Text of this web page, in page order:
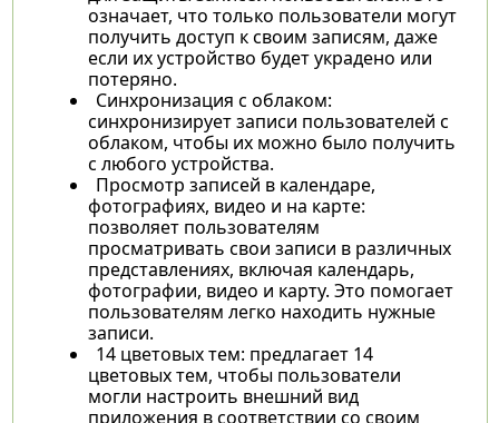
означает, что только пользователи могут
получить доступ к своим записям, даже
если их устройство будет украдено или
потеряно.
Синхронизация с облаком:
синхронизирует записи пользователей с
облаком, чтобы их можно было получить
с любого устройства.
Просмотр записей в календаре,
фотографиях, видео и на карте:
позволяет пользователям
просматривать свои записи в различных
представлениях, включая календарь,
фотографии, видео и карту. Это помогает
пользователям легко находить нужные
записи.
14 цветовых тем: предлагает 14
цветовых тем, чтобы пользователи
могли настроить внешний вид
приложения в соответствии со своим